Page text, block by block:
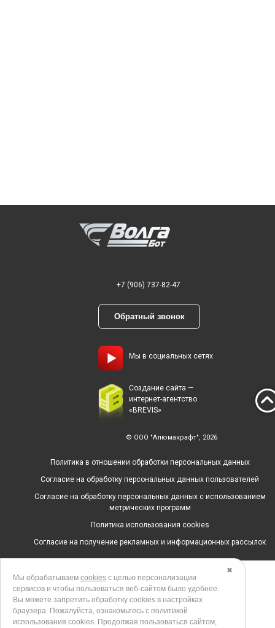
+7 (906) 737-82-47
Обратный звонок
Мы в социальных сетях
Создание сайта —
интернет-агентство
«BREVIS»
© ООО "Алюмакрафт", 2026
Политика в отношении обработки персональных данных
Согласие на обработку персональных данных пользователей
Согласие на обработку персональных данных с использованием
метрических программ
Политика использования cookies
Согласие на получение рекламных и информационных рассылок
✖
Мы обрабатываем cookies с целью персонализации
сервисов и чтобы пользоваться веб-сайтом было удобнее.
Вы можете запретить обработку сookies в настройках
браузера. Пожалуйста, ознакомьтесь с политикой
использования cookies. Продолжая пользоваться сайтом,